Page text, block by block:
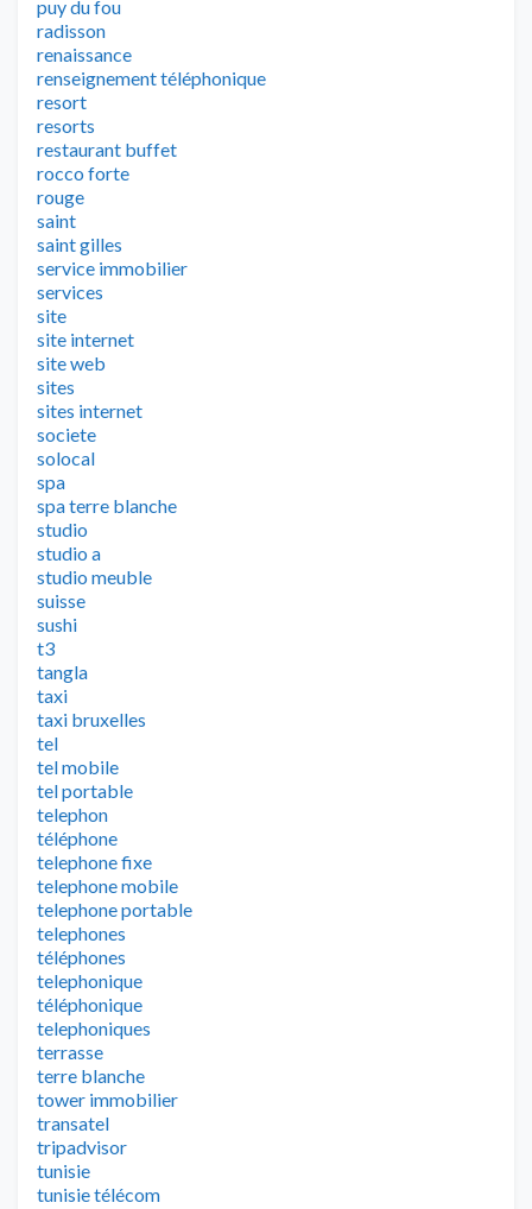
puy du fou
radisson
renaissance
renseignement téléphonique
resort
resorts
restaurant buffet
rocco forte
rouge
saint
saint gilles
service immobilier
services
site
site internet
site web
sites
sites internet
societe
solocal
spa
spa terre blanche
studio
studio a
studio meuble
suisse
sushi
t3
tangla
taxi
taxi bruxelles
tel
tel mobile
tel portable
telephon
téléphone
telephone fixe
telephone mobile
telephone portable
telephones
téléphones
telephonique
téléphonique
telephoniques
terrasse
terre blanche
tower immobilier
transatel
tripadvisor
tunisie
tunisie télécom